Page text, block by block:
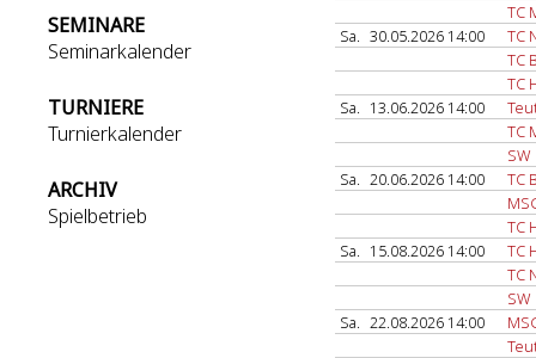
SEMINARE
Seminarkalender
TURNIERE
Turnierkalender
ARCHIV
Spielbetrieb
TC
Sa. 30.05.2026 14:00
TC
TC
TC
Sa. 13.06.2026 14:00
TC
Sa. 20.06.2026 14:00
TC
TC
Sa. 15.08.2026 14:00
TC
TC
Sa. 22.08.2026 14:00